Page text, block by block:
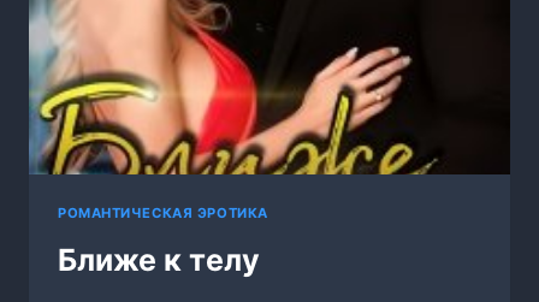
РОМАНТИЧЕСКАЯ ЭРОТИКА
Ближе к телу